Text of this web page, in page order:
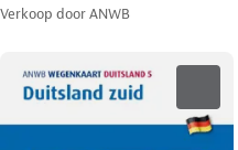
Verkoop doorANWB